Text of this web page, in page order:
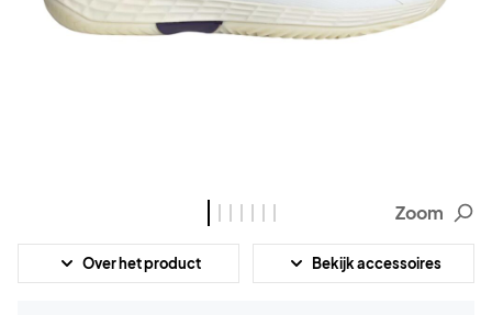
Zoom
Over het product Bekijk accessoires